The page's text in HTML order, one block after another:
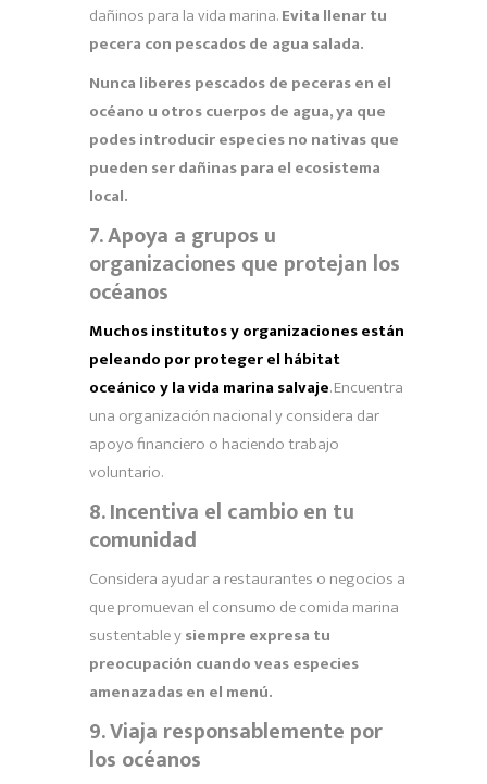
dañinos para la vida marina.Evita llenar tu
pecera con pescados de agua salada.
Nunca liberes pescados de peceras en el
océano u otros cuerpos de agua, ya que
podes introducir especies no nativas que
pueden ser dañinas para el ecosistema
local.
7. Apoya a grupos u
organizaciones que protejan los
océanos
Muchos institutos y organizaciones están
peleando por proteger el hábitat
oceánico y la vida marina salvaje. Encuentra
una organización nacional y considera dar
apoyo financiero o haciendo trabajo
voluntario.
8. Incentiva el cambio en tu
comunidad
Considera ayudar a restaurantes o negocios a
que promuevan el consumo de comida marina
sustentable ysiempre expresa tu
preocupación cuando veas especies
amenazadas en el menú.
9. Viaja responsablemente por
los océanos